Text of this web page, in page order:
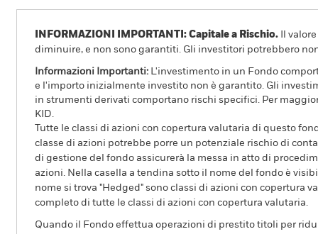
INFORMAZIONI IMPORTANTI: Capitale a Rischio. Il
diminuire, e non sono garantiti. Gli investitori potrebbero
Informazioni Importanti: L'investimento in un Fondo
e l'importo inizialmente investito non è garantito. Gli
in strumenti derivati comportano rischi specifici. Per
KID.
Tutte le classi di azioni con copertura valutaria di questo
classe di azioni potrebbe porre un potenziale rischio di
di gestione del fondo assicurerà la messa in atto di
azioni. Nella casella a tendina sotto il nome del fondo è
nome si trova "Hedged" sono classi di azioni con copertura
completo di tutte le classi di azioni con copertura valutaria.
Quando il Fondo effettua operazioni di prestito titoli per